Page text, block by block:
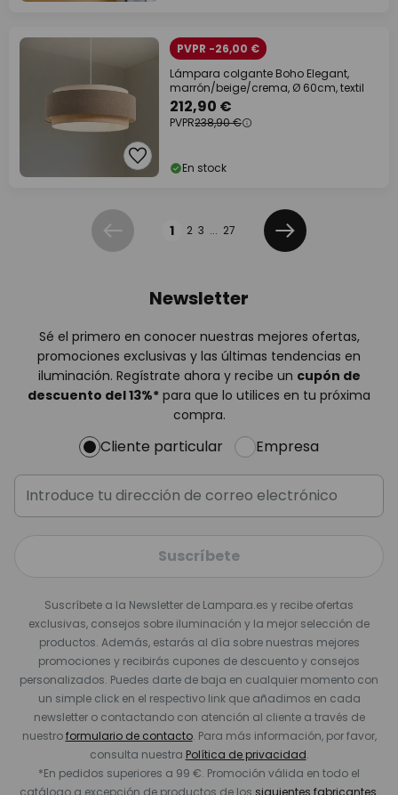
PVPR -26,00 €
Lámpara colgante Boho Elegant,
marrón/beige/crema, Ø 60cm, textil
212,90 €
PVPR238,90 €
En stock
Anterior 1 2 3 ... 27
Siguiente
Newsletter
Sé el primero en conocer nuestras mejores ofertas,
promociones exclusivas y las últimas tendencias en
iluminación. Regístrate ahora y recibe un cupón de
descuento del13%* para que lo utilices en tu próxima
compra.
Cliente particular Empresa
Suscríbete
Suscríbete a la Newsletter de Lampara.es y recibe ofertas
exclusivas, consejos sobre iluminación y la mejor selección de
productos. Además, estarás al día sobre nuestras mejores
promociones y recibirás cupones de descuento y consejos
personalizados. Puedes darte de baja en cualquier momento con
un simple click en el respectivo link que añadimos en cada
newsletter o contactando con atención al cliente a través de
nuestroformulario de contacto. Para más información, por favor,
consulta nuestra Política de privacidad.
*En pedidos superiores a 99 €. Promoción válida en todo el
catálogo a excepción de productos de los siguientes fabricantes.